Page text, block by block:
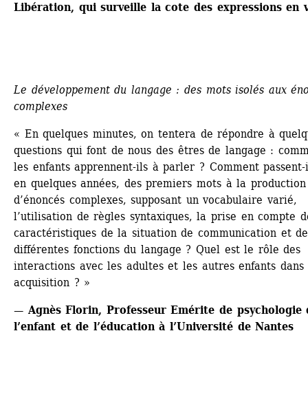
Libération, qui surveille la cote des expressions en
Le développement du langage : des mots isolés aux
complexes
« En quelques minutes, on tentera de répondre à
questions qui font de nous des êtres de langage :
les enfants apprennent-ils à parler ? Comment
en quelques années, des premiers mots à la production
d’énoncés complexes, supposant un vocabulaire varié,
l’utilisation de règles syntaxiques, la prise en compte
caractéristiques de la situation de communication et
différentes fonctions du langage ? Quel est le rôle des
interactions avec les adultes et les autres enfants dans
acquisition ? »
— Agnès Florin, Professeur Emérite de psychologie
l’enfant et de l’éducation à l’Université de Nantes